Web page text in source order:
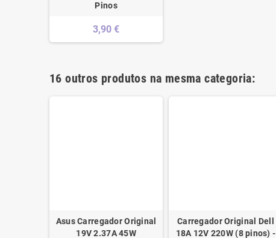
Pinos
3,90 €
16 outros produtos na mesma categoria:
Asus Carregador Original
19V 2.37A 45W
Carregador Original Dell
18A 12V 220W (8 pinos) -